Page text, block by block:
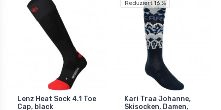
Lenz Heat Sock 4.1 Toe
Cap, black
Reduziert 16 %
Kari Traa Johanne,
Skisocken, Damen,